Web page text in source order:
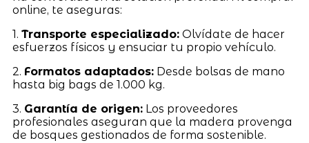
online, te aseguras:
1. Transporte especializado:Olvídate de hacer
esfuerzos físicos y ensuciar tu propio vehículo.
2. Formatos adaptados:Desde bolsas de mano
hasta big bags de 1.000 kg.
3. Garantía de origen:Los proveedores
profesionales aseguran que la madera provenga
de bosques gestionados de forma sostenible.